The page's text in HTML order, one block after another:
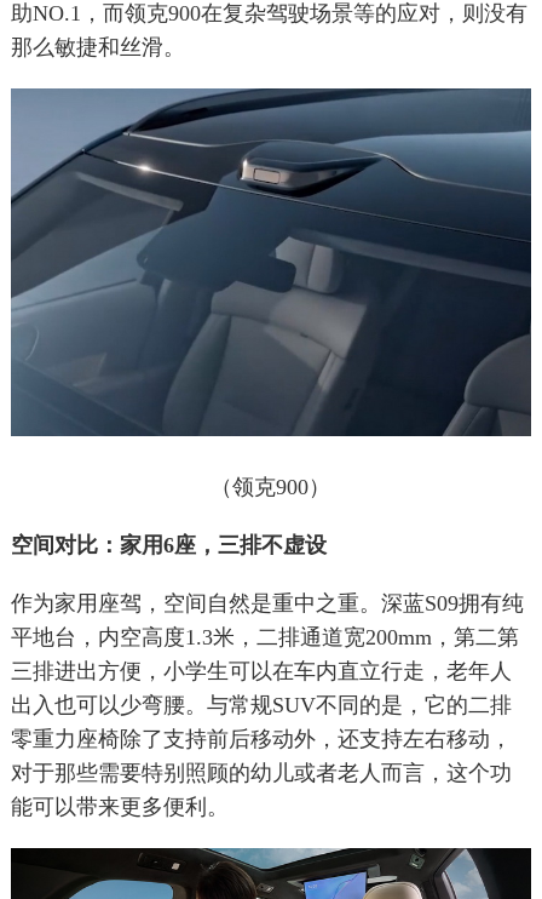
助NO.1，而领克900在复杂驾驶场景等的应对，则没有
那么敏捷和丝滑。
（领克900）
空间对比：家用6座，三排不虚设
作为家用座驾，空间自然是重中之重。深蓝S09拥有纯
平地台，内空高度1.3米，二排通道宽200mm，第二第
三排进出方便，小学生可以在车内直立行走，老年人
出入也可以少弯腰。与常规SUV不同的是，它的二排
零重力座椅除了支持前后移动外，还支持左右移动，
对于那些需要特别照顾的幼儿或者老人而言，这个功
能可以带来更多便利。